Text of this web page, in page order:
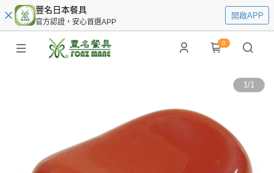
豐名日本餐具
官方認證，安心首選APP
開啟APP
0
1/1